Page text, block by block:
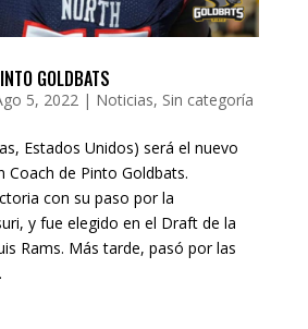
GOLDBATS
5, 2022| Noticias, Sin categoría
Estados Unidos) será el nuevo
Coach de Pinto Goldbats.
con su paso por la
y fue elegido en el Draft de la
Rams. Más tarde, pasó por las